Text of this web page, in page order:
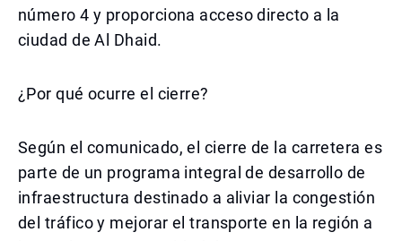
número 4 y proporciona acceso directo a la
ciudad de Al Dhaid.
¿Por qué ocurre el cierre?
Según el comunicado, el cierre de la carretera es
parte de un programa integral de desarrollo de
infraestructura destinado a aliviar la congestión
del tráfico y mejorar el transporte en la región a